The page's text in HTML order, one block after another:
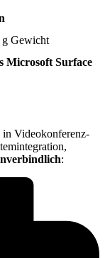
g Gewicht
Microsoft Surface
in Videokonferenz-
: